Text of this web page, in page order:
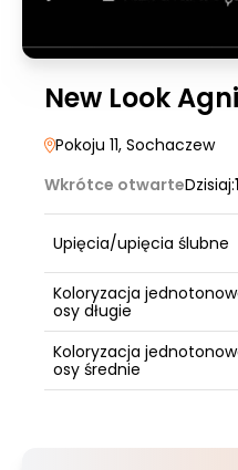
New Look
Pokoju 11, Sochaczew
Wkrótce otwarteDzisiaj:
Upięcia/upięcia ślubne
Koloryzacja
osy długie
Koloryzacja
osy średnie